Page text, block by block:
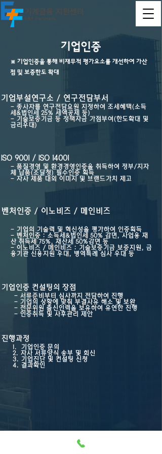
기업인증
※ ​기업인증을 통해 비재무적 평가요소를 개선하여 가산
점 및 보증한도 확대
기업부설연구소 / 연구전담부서
- 종사자를 연구전담요원 지정하여 조세혜택(소득
세&법인세 25% 세액공제 등)
- 기술보증기금 등 정책자금 가점부여(한도확대 및
금리우대)
ISO 9001 / ISO 14001
- 품질경영 및 환경경영인증을 취득하여 정부/지자
체 납품(조달청) 필수인증 획득
- 자사 제품 대외 이미지 및 브랜드가치 제고
​벤처인증 / 이노비즈 / 메인비즈
- 기업의 기술력 및 혁신성을 평가하여 인증획득
- 벤처인증 : 소득세&법인세 50% 감면, 사업용 재
산 취득세 75%, 재산세 50%감면 등
- 이노비즈 / 메인비즈 : 기술보증기금 보증지원, 금
융기관 신용지원 우대, 병역특례 심사 우대 등
기업인증 컨설팅의 장점
- 서류준비부터 심사까지 전담하여 진행
- 기업의 상황에 맞춰 부결사유 해소 및 보완
- 전문위원 출신인력을 보유하여 유연한 진행
- 인증취득 및 사후관리 제안
진행과정
1. 기업인증 문의
2. 자사 서류양식 송부 및 회신
3. 기업진단 및 컨설팅 신청
4. 결과확인